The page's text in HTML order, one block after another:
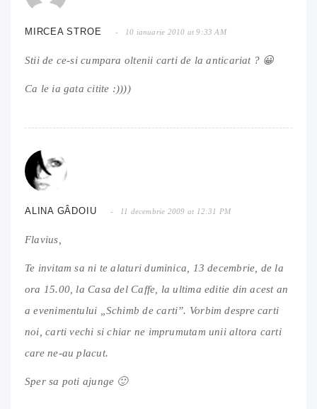
MIRCEA STROE 10 ianuarie 2010 at 9:33 AM
Stii de ce-si cumpara oltenii carti de la anticariat ? 😀
Ca le ia gata citite :))))
ALINA GÂDOIU 11 decembrie 2009 at 12:31 PM
Flavius,
Te invitam sa ni te alaturi duminica, 13 decembrie, de la
ora 15.00, la Casa del Caffe, la ultima editie din acest an
a evenimentului „Schimb de carti”. Vorbim despre carti
noi, carti vechi si chiar ne imprumutam unii altora carti
care ne-au placut.
Sper sa poti ajunge 🙂